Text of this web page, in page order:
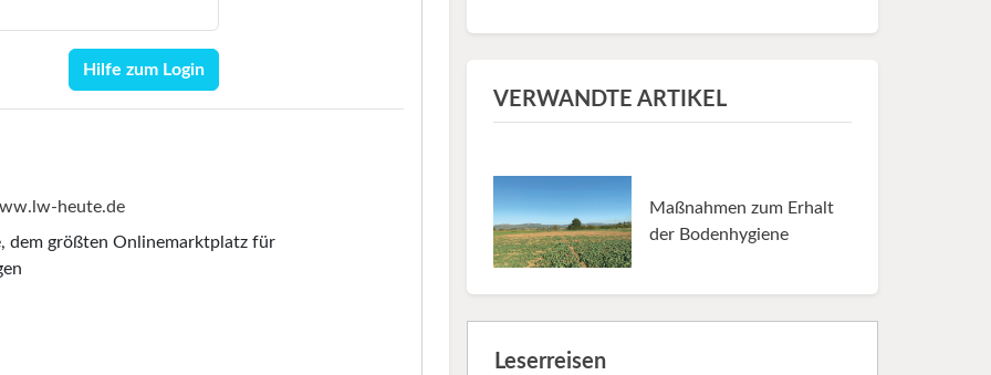
Hilfe zum Login
heute.de
, dem größten Onlinemarktplatz für
VERWANDTE ARTIKEL
Maßnahmen zum Erhalt
der Bodenhygiene
Leserreisen